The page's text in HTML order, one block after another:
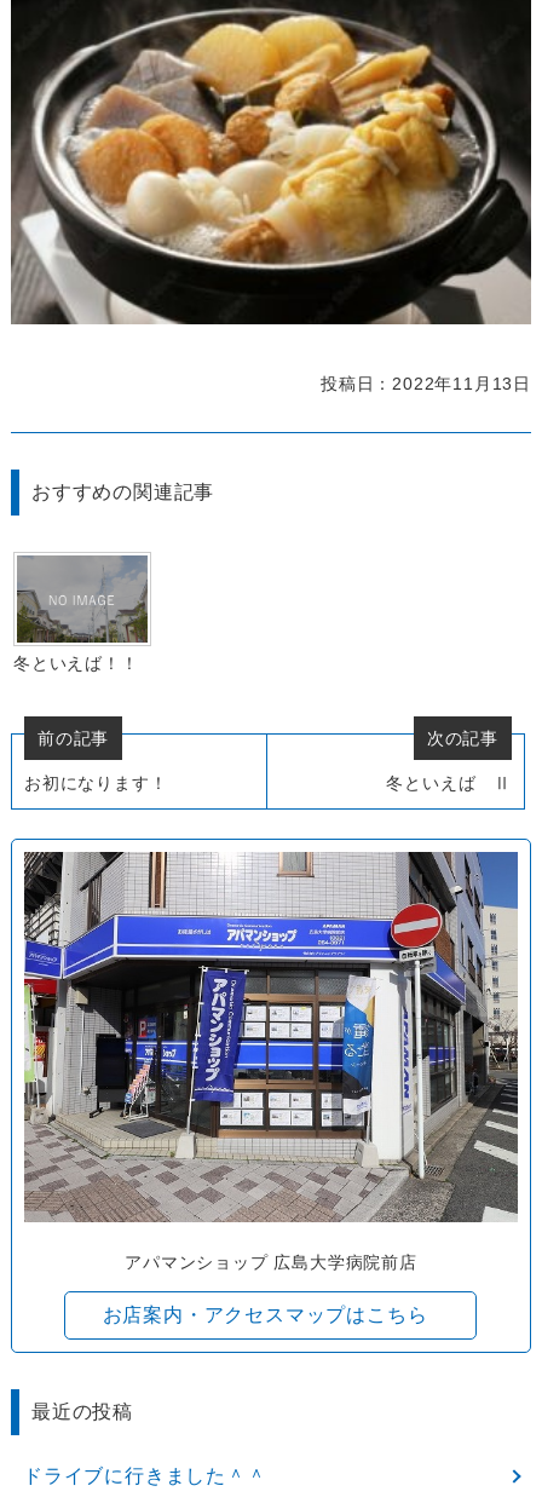
投稿日：2022年11月13日
おすすめの関連記事
冬といえば！！
前の記事
お初になります！
次の記事
冬といえば Ⅱ
アパマンショップ 広島大学病院前店
お店案内・アクセスマップはこちら
最近の投稿
ドライブに行きました＾＾